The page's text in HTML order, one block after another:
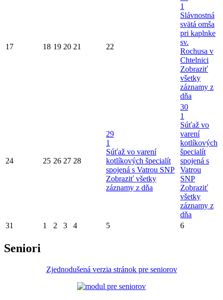
17 18 19 20 21 22
1
Slávnostná
svätá omša
pri kaplnke
sv.
Rochusa v
Chtelnici
Zobraziť
všetky
záznamy z
dňa
24 25 26 27 28
29
1
Súťaž vo varení
kotlíkových špecialít
spojená s Vatrou SNP
Zobraziť všetky
záznamy z dňa
30
1
Súťaž vo
varení
kotlíkových
špecialít
spojená s
Vatrou
SNP
Zobraziť
všetky
záznamy z
dňa
31
1 2 3 4 5 6
Seniori
Zjednodušená verzia stránok pre seniorov